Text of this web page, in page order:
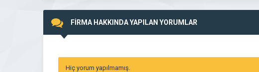
FİRMA HAKKINDA YAPILAN YORUMLAR
Hiç yorum yapılmamış.